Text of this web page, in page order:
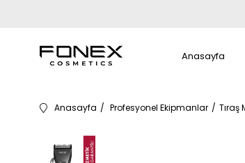
Anasayfa
Anasayfa Profesyonel Ekipmanlar Tıraş